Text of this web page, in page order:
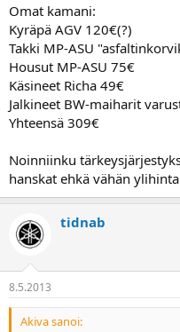
Omat kamani:
Kyräpä AGV 120€(?)
Takki MP-ASU
Housut MP-ASU 75€
Käsineet Richa 49€
Jalkineet BW-maiharit
Yhteensä 309€
Noinniinku
hanskat ehkä vähän
tidnab
8.5.2013
Akiva sanoi: